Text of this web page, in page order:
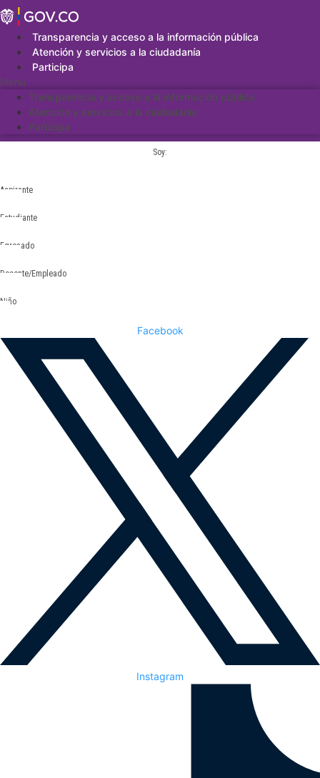
Saltar
al
contenidoTransparencia y acceso a la información pública
Atención y servicios a la ciudadanía
Participa
Menu
Transparencia y acceso a la información pública
Atención y servicios a la ciudadanía
Participa
Soy:
Aspirante
Estudiante
Egresado
Docente/Empleado
Niño
Facebook
Instagram